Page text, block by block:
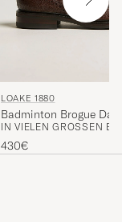
LOAKE 1880
Badminton Brogue
Grain
IN VIELEN GRÖSSEN
430€